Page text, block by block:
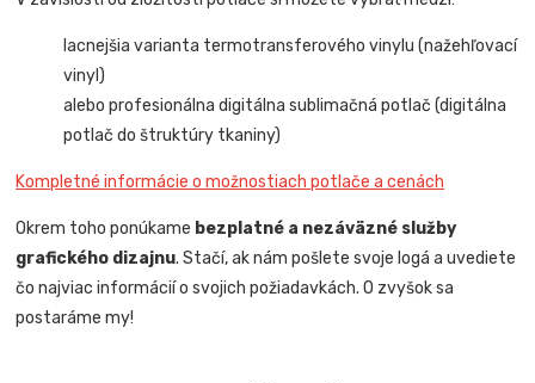
lacnejšia varianta termotransferového vinylu (nažehľovací
vinyl)
alebo profesionálna digitálna sublimačná potlač (digitálna
potlač do štruktúry tkaniny)
Kompletné informácie o možnostiach potlače a cenách
Okrem toho ponúkame bezplatné a nezáväzné služby
grafického dizajnu. Stačí, ak nám pošlete svoje logá a uvediete
čo najviac informácií o svojich požiadavkách. O zvyšok sa
postaráme my!